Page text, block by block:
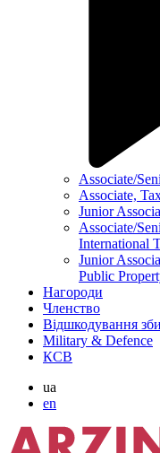
Associate/
Associate,
Junior
Associate/
International
Junior
Public
Нагороди
Членство
Відшкодування
Military & Defence
КСВ
ua
en